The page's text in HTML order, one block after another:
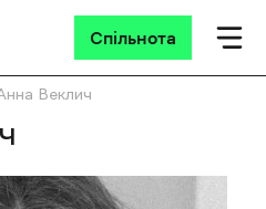
Спільнота
Веклич